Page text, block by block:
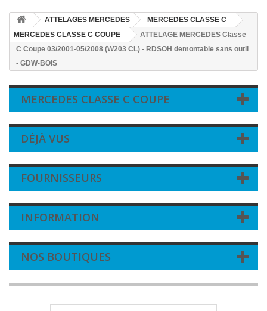
ATTELAGES MERCEDES
MERCEDES CLASSE C
MERCEDES CLASSE C COUPE
ATTELAGE MERCEDES Classe
C Coupe 03/2001-05/2008 (W203 CL) - RDSOH demontable sans outil
- GDW-BOIS
MERCEDES CLASSE C COUPE
DÉJÀ VUS
FOURNISSEURS
INFORMATION
NOS BOUTIQUES